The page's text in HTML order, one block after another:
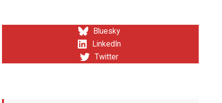
Bluesky
LinkedIn
Twitter